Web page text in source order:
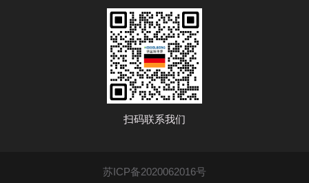
扫码联系我们
苏ICP备2020062016号